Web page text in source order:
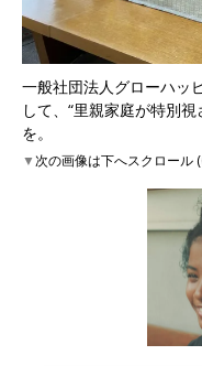
一般社団法人グローハッ
して、“里親家庭が特別
を。
▼次の画像は下へスクロール